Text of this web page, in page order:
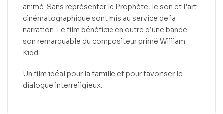
animé. Sans représenter le Prophète, le son et l’art
cinématographique sont mis au service de la
narration. Le film bénéficie en outre d’une bande-
son remarquable du compositeur primé William
Kidd.
Un film idéal pour la famille et pour favoriser le
dialogue interreligieux.